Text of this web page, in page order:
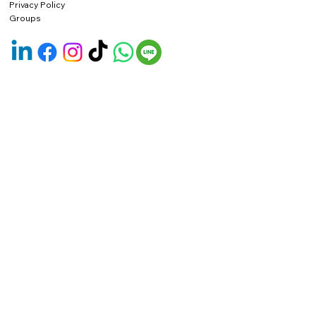
Privacy Policy
Groups